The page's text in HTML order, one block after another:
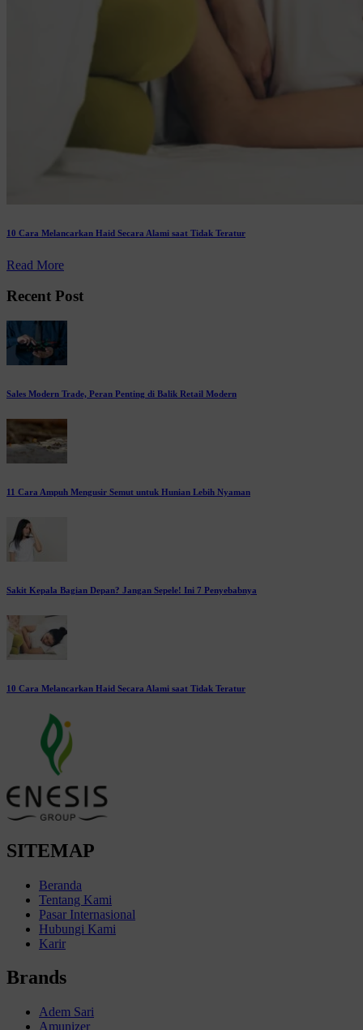
10 Cara Melancarkan Haid Secara Alami saat Tidak Teratur
Read More
Recent Post
Sales Modern Trade, Peran Penting di Balik Retail Modern
11 Cara Ampuh Mengusir Semut untuk Hunian Lebih Nyaman
Sakit Kepala Bagian Depan? Jangan Sepele! Ini 7 Penyebabnya
10 Cara Melancarkan Haid Secara Alami saat Tidak Teratur
SITEMAP
Beranda
Tentang Kami
Pasar Internasional
Hubungi Kami
Karir
Brands
Adem Sari
Amunizer